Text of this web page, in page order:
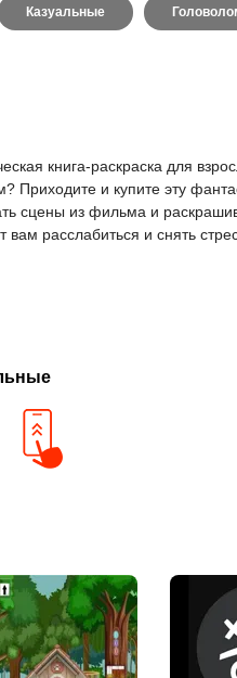
Казуальные
книга-раскраска для
Приходите и купите эту
сцены из фильма и
расслабиться и снять